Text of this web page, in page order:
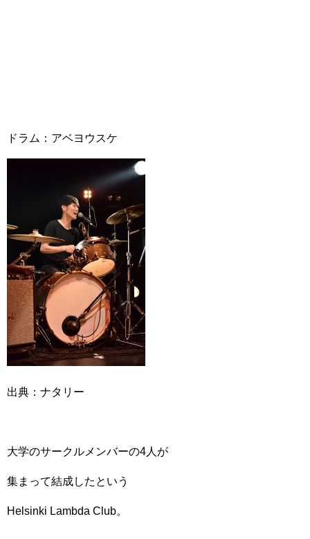
ドラム：アベヨウスケ
出典：ナタリー
大学のサークルメンバーの4人が
集まって結成したという
Helsinki Lambda Club。